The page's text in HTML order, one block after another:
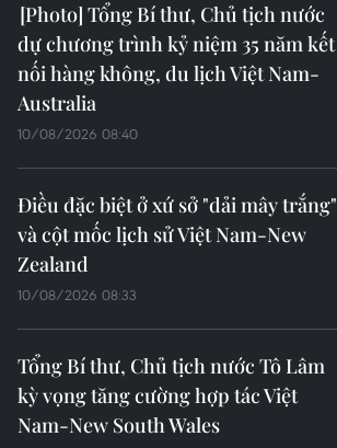
Tổng Bí thư, Chủ tịch nước
dự chương trình kỷ niệm 35 năm kết
nối hàng không, du lịch Việt Nam-
Australia
10/08/2026 08:40
Điều đặc biệt ở xứ sở "dải mây trắng"
và cột mốc lịch sử Việt Nam-New
Zealand
10/08/2026 08:33
Tổng Bí thư, Chủ tịch nước Tô Lâm
kỳ vọng tăng cường hợp tác Việt
Nam-New South Wales